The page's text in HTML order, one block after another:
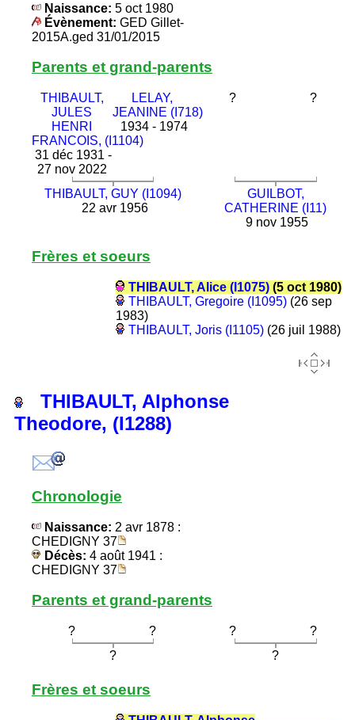
Naissance: 5 oct 1980
Évènement: GED Gillet-
2015A.ged 31/01/2015
Parents et grand-parents
THIBAULT,
JULES
HENRI
FRANCOIS, (I1104)
31 déc 1931 -
27 nov 2022
LELAY,
JEANINE (I718)
1934 - 1974
? ?
THIBAULT, GUY (I1094)
22 avr 1956
GUILBOT,
CATHERINE (I11)
9 nov 1955
Frères et soeurs
THIBAULT, Alice (I1075)(5 oct 1980)
THIBAULT, Gregoire (I1095)(26 sep
1983)
THIBAULT, Joris (I1105)(26 juil 1988)
THIBAULT, Alphonse
Theodore, (I1288)
Chronologie
Naissance: 2 avr 1878 :
CHEDIGNY 37
Décès: 4 août 1941 :
CHEDIGNY 37
Parents et grand-parents
? ? ?
?
?
?
Frères et soeurs